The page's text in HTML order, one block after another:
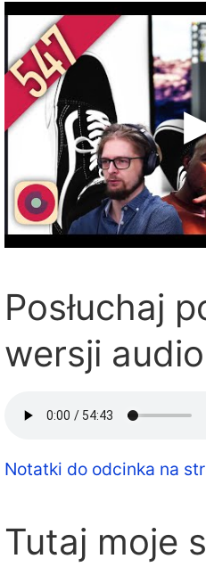
Posłuchaj
wersji
Notatki do odcinka na
Tutaj moje